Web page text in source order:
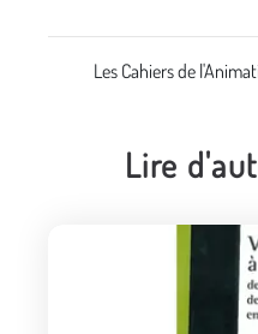
Les Cahiers de
Lire